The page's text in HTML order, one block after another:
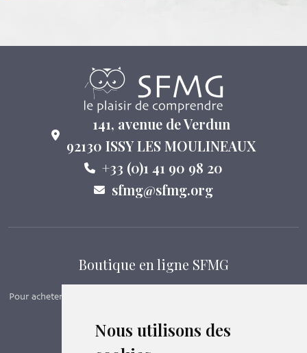
Nous utilisons des
141, avenue de Verdun
92130 ISSY LES MOULINEAUX
+33 (0)1 41 90 98 20
sfmg@sfmg.org
Boutique en ligne SFMG
Pour acheter nos manuels, adhérer et payer ses cotisations en ligne,